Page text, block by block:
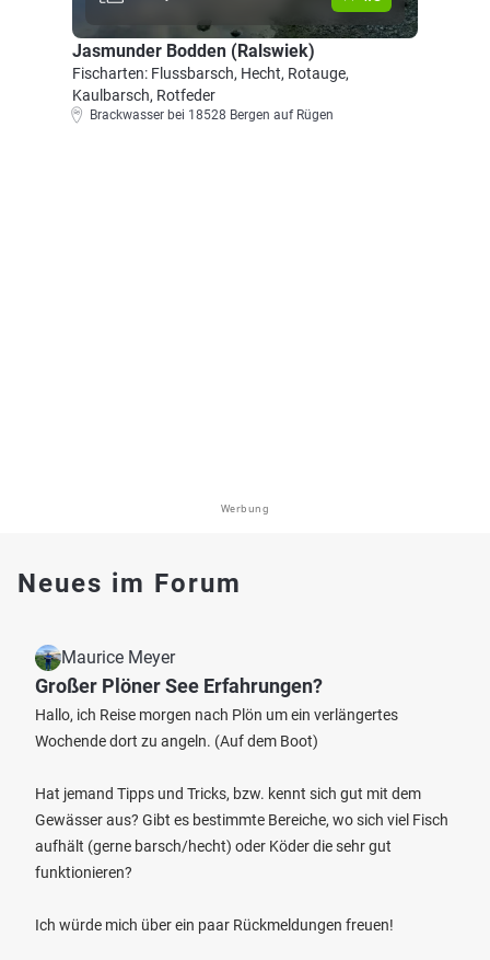
Jasmunder Bodden (Ralswiek)
Fischarten: Flussbarsch, Hecht, Rotauge,
Kaulbarsch, Rotfeder
Brackwasser bei 18528 Bergen auf Rügen
Werbung
Neues im Forum
Maurice Meyer
Großer Plöner See Erfahrungen?
Hallo, ich Reise morgen nach Plön um ein verlängertes
Wochende dort zu angeln. (Auf dem Boot)
Hat jemand Tipps und Tricks, bzw. kennt sich gut mit dem
Gewässer aus? Gibt es bestimmte Bereiche, wo sich viel Fisch
aufhält (gerne barsch/hecht) oder Köder die sehr gut
funktionieren?
Ich würde mich über ein paar Rückmeldungen freuen!